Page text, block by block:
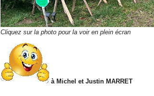
Cliquez sur la photo pour la voir en plein écran
à Michel et Justin MARRET